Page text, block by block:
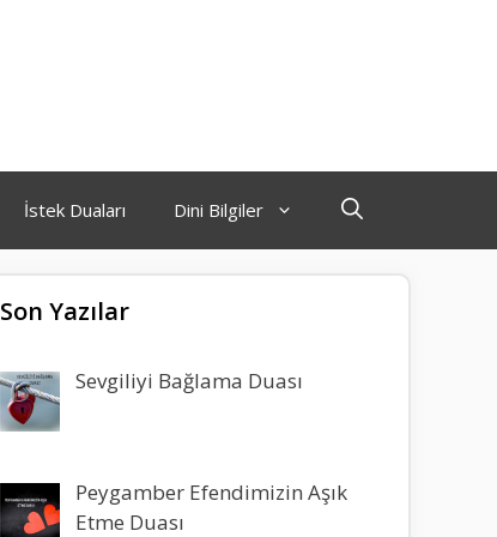
İstek Duaları Dini Bilgiler
Son Yazılar
Sevgiliyi Bağlama Duası
Peygamber Efendimizin Aşık
Etme Duası